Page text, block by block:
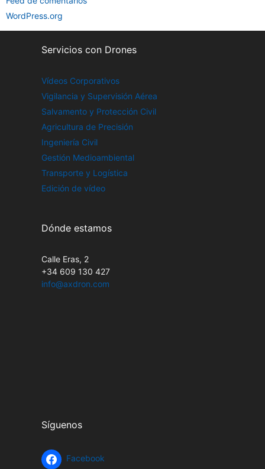
WordPress.org
Servicios con Drones
Vídeos Corporativos
Vigilancia y Supervisión Aérea
Salvamento y Protección Civil
Agricultura de Precisión
Ingeniería Civil
Gestión Medioambiental
Transporte y Logística
Edición de vídeo
Dónde estamos
Calle Eras, 2
+34 609 130 427
info@axdron.com
Síguenos
Facebook